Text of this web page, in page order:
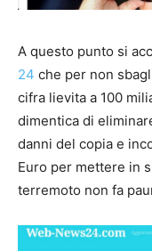
A questo punto si
24 che per non
cifra lievita a 100
dimentica di
danni del copia e
Euro per mettere in
terremoto non fa